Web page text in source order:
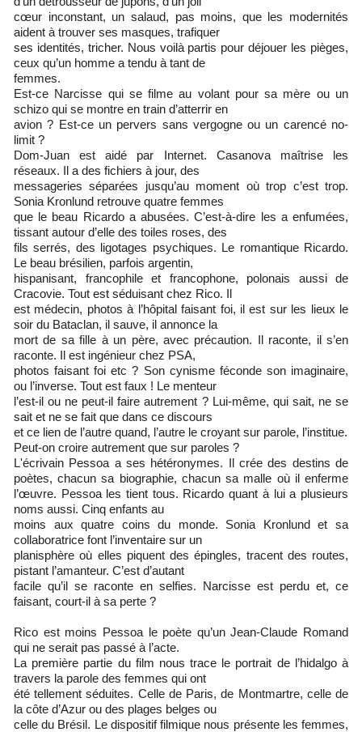
cœur inconstant, un salaud, pas moins, que les modernités
aident à trouver ses masques, trafiquer
ses identités, tricher. Nous voilà partis pour déjouer les pièges,
ceux qu’un homme a tendu à tant de
femmes.
Est-ce Narcisse qui se filme au volant pour sa mère ou un
schizo qui se montre en train d’atterrir en
avion ? Est-ce un pervers sans vergogne ou un carencé no-
limit ?
Dom-Juan est aidé par Internet. Casanova maîtrise les
réseaux. Il a des fichiers à jour, des
messageries séparées jusqu’au moment où trop c’est trop.
Sonia Kronlund retrouve quatre femmes
que le beau Ricardo a abusées. C’est-à-dire les a enfumées,
tissant autour d’elle des toiles roses, des
fils serrés, des ligotages psychiques. Le romantique Ricardo.
Le beau brésilien, parfois argentin,
hispanisant, francophile et francophone, polonais aussi de
Cracovie. Tout est séduisant chez Rico. Il
est médecin, photos à l’hôpital faisant foi, il est sur les lieux le
soir du Bataclan, il sauve, il annonce la
mort de sa fille à un père, avec précaution. Il raconte, il s’en
raconte. Il est ingénieur chez PSA,
photos faisant foi etc ? Son cynisme féconde son imaginaire,
ou l’inverse. Tout est faux ! Le menteur
l’est-il ou ne peut-il faire autrement ? Lui-même, qui sait, ne se
sait et ne se fait que dans ce discours
et ce lien de l’autre quand, l’autre le croyant sur parole, l’institue.
Peut-on croire autrement que sur paroles ?
L'écrivain Pessoa a ses hétéronymes. Il crée des destins de
poètes, chacun sa biographie, chacun sa malle où il enferme
l’œuvre. Pessoa les tient tous. Ricardo quant à lui a plusieurs
noms aussi. Cinq enfants au
moins aux quatre coins du monde. Sonia Kronlund et sa
collaboratrice font l’inventaire sur un
planisphère où elles piquent des épingles, tracent des routes,
pistant l’amanteur. C’est d’autant
facile qu’il se raconte en selfies. Narcisse est perdu et, ce
faisant, court-il à sa perte ?
Rico est moins Pessoa le poète qu’un Jean-Claude Romand
qui ne serait pas passé à l’acte.
La première partie du film nous trace le portrait de l’hidalgo à
travers la parole des femmes qui ont
été tellement séduites. Celle de Paris, de Montmartre, celle de
la côte d’Azur ou des plages belges ou
celle du Brésil. Le dispositif filmique nous présente les femmes,